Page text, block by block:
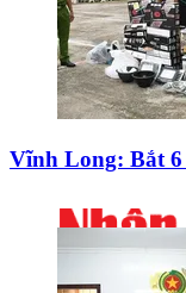
Vĩnh Long: Bắt